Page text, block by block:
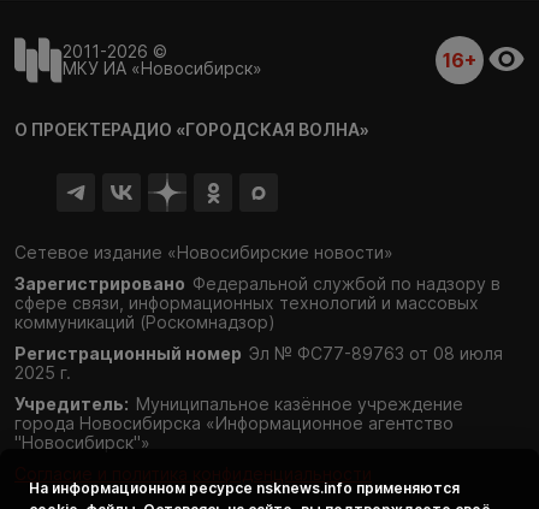
2011-2026 ©
МКУ ИА «Новосибирск»
16+
О ПРОЕКТЕРАДИО «ГОРОДСКАЯ ВОЛНА»
Сетевое издание «Новосибирские новости»
Зарегистрировано Федеральной службой по надзору в
сфере связи, информационных технологий и массовых
коммуникаций (Роскомнадзор)
Регистрационный номер Эл № ФС77-89763 от 08 июля
2025 г.
Учредитель: Муниципальное казённое учреждение
города Новосибирска «Информационное агентство
"Новосибирск"»
На информационном ресурсе nsknews.info применяются